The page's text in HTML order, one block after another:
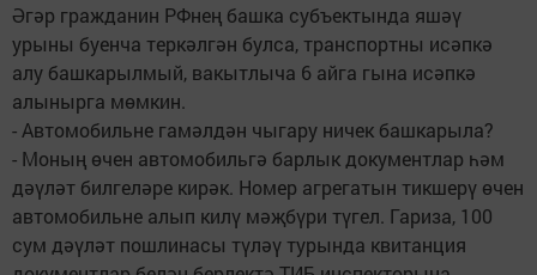
Әгәр гражданин РФнең башка субъектында яшәү
урыны буенча теркәлгән булса, транспортны исәпкә
алу башкарылмый, вакытлыча 6 айга гына исәпкә
алынырга мөмкин.
- Автомобильне гамәлдән чыгару ничек башкарыла?
- Моның өчен автомобильгә барлык документлар һәм
дәүләт билгеләре кирәк. Номер агрегатын тикшерү өчен
автомобильне алып килү мәҗбүри түгел. Гариза, 100
сум дәүләт пошлинасы түләү турында квитанция